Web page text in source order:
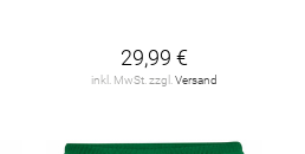
29,99 €
inkl. MwSt. zzgl. Versand